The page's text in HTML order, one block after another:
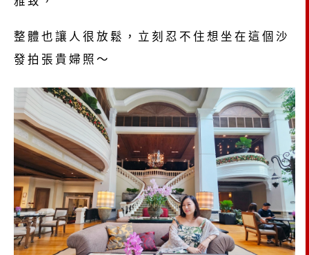
整體也讓人很放鬆，立刻忍不住想坐在這個沙
發拍張貴婦照～